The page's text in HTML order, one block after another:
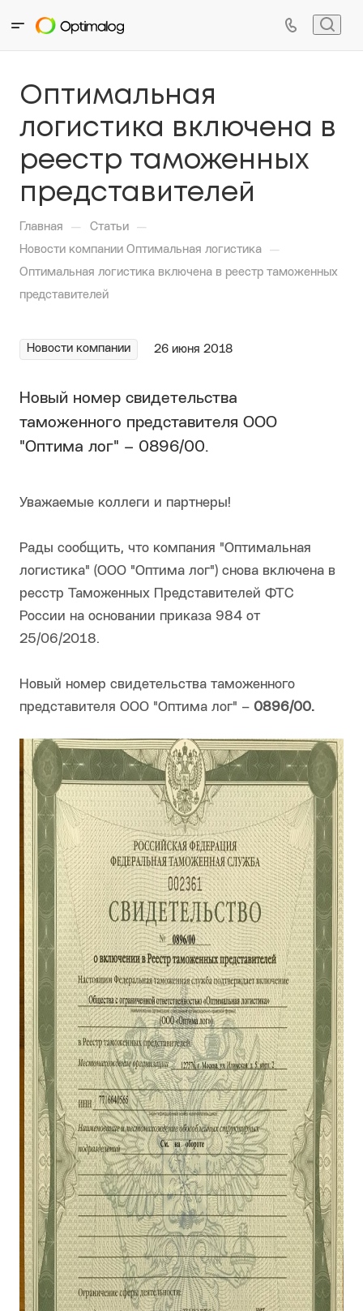
Оптимальная
логистика включена в
реестр таможенных
представителей
Главная — Статьи —
Новости компании Оптимальная логистика —
Оптимальная логистика включена в реестр таможенных
представителей
Новости компании 26 июня 2018
Новый номер свидетельства
таможенного представителя ООО
"Оптима лог" – 0896/00.
Уважаемые коллеги и партнеры!
Рады сообщить, что компания "Оптимальная
логистика" (ООО "Оптима лог") снова включена в
ресстр Таможенных Представителей ФТС
России на основании приказа 984 от
25/06/2018.
Новый номер свидетельства таможенного
представителя ООО "Оптима лог" – 0896/00.